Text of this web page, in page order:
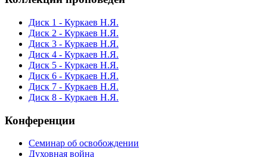
Диск 1 - Куркаев Н.Я.
Диск 2 - Куркаев Н.Я.
Диск 3 - Куркаев Н.Я.
Диск 4 - Куркаев Н.Я.
Диск 5 - Куркаев Н.Я.
Диск 6 - Куркаев Н.Я.
Диск 7 - Куркаев Н.Я.
Диск 8 - Куркаев Н.Я.
Конференции
Семинар об освобождении
Духовная война